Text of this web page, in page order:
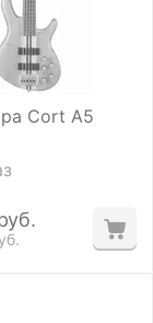
Cort A5